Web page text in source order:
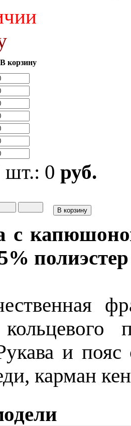
В корзину
шт.: 0 руб.
с
полиэстер
и пояс
карман